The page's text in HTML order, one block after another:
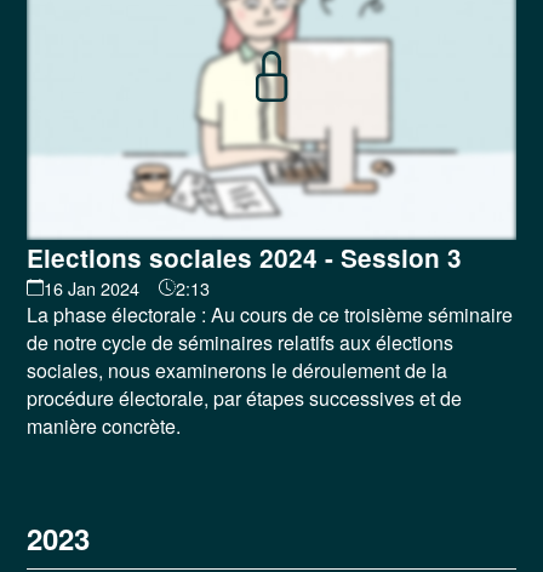
Elections sociales 2024 - Session 3
16 Jan 2024 2:13
La phase électorale : Au cours de ce troisième séminaire
de notre cycle de séminaires relatifs aux élections
sociales, nous examinerons le déroulement de la
procédure électorale, par étapes successives et de
manière concrète.
2023